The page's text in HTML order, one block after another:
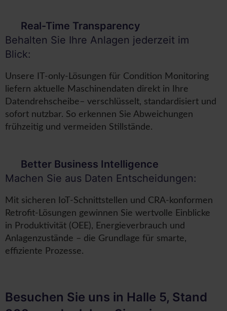
Real-Time Transparency
Behalten Sie Ihre Anlagen jederzeit im
Blick:
Unsere IT-only-Lösungen für Condition Monitoring
liefern aktuelle Maschinendaten direkt in Ihre
Datendrehscheibe– verschlüsselt, standardisiert und
sofort nutzbar. So erkennen Sie Abweichungen
frühzeitig und vermeiden Stillstände.
Better Business Intelligence
Machen Sie aus Daten Entscheidungen:
Mit sicheren IoT-Schnittstellen und CRA-konformen
Retrofit-Lösungen gewinnen Sie wertvolle Einblicke
in Produktivität (OEE), Energieverbrauch und
Anlagenzustände – die Grundlage für smarte,
effiziente Prozesse.
Besuchen Sie uns in Halle 5, Stand